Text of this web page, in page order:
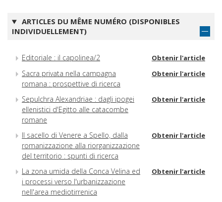
ARTICLES DU MÊME NUMÉRO (DISPONIBLES
INDIVIDUELLEMENT)
Editoriale : il capolinea/2 Obtenir l'article
Sacra privata nella campagna
romana : prospettive di ricerca
Obtenir l'article
Sepulchra Alexandriae : dagli ipogei
ellenistici d'Egitto alle catacombe
romane
Obtenir l'article
Il sacello di Venere a Spello, dalla
romanizzazione alla riorganizzazione
del territorio : spunti di ricerca
Obtenir l'article
La zona umida della Conca Velina ed
i processi verso l'urbanizzazione
nell'area mediotirrenica
Obtenir l'article